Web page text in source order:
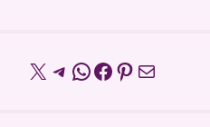
X Telegram
WhatsApp
Facebook
Pinterest
Mail